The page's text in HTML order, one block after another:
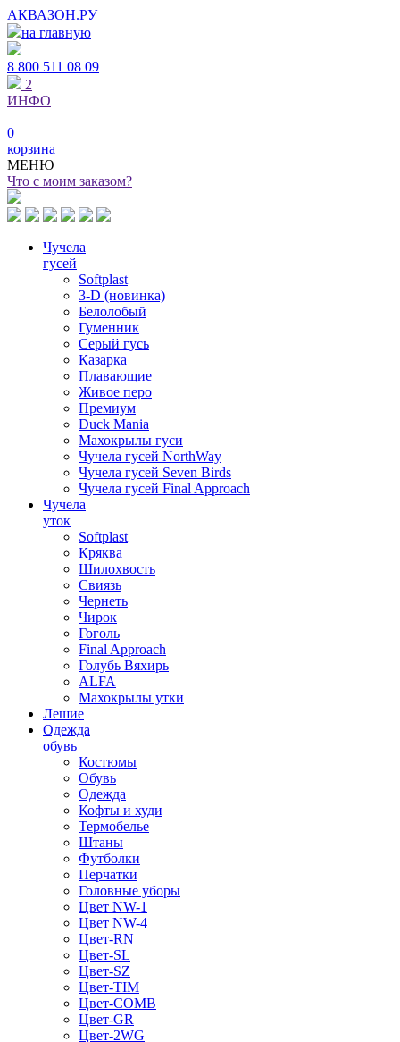
АКВАЗОН.РУ
на главную
8 800 511 08 09
2
ИНФО
0
корзина
МЕНЮ
Что с моим заказом?
Чучела
гусей
Softplast
3-D (новинка)
Белолобый
Гуменник
Серый гусь
Казарка
Плавающие
Живое перо
Премиум
Duck Mania
Махокрылы гуси
Чучела гусей NorthWay
Чучела гусей Seven Birds
Чучела гусей Final Approach
Чучела
уток
Softplast
Кряква
Шилохвость
Свиязь
Чернеть
Чирок
Гоголь
Final Approach
Голубь Вяхирь
ALFA
Махокрылы утки
Лешие
Одежда
обувь
Костюмы
Обувь
Одежда
Кофты и худи
Термобелье
Штаны
Футболки
Перчатки
Головные уборы
Цвет NW-1
Цвет NW-4
Цвет-RN
Цвет-SL
Цвет-SZ
Цвет-TIM
Цвет-COMB
Цвет-GR
Цвет-2WG